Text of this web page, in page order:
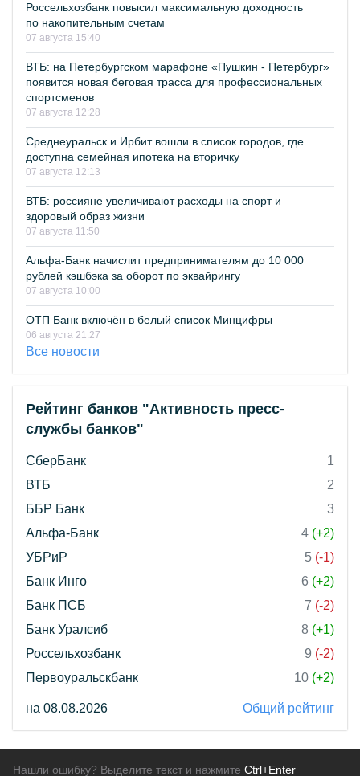
Россельхозбанк повысил максимальную доходность
по накопительным счетам
07 августа 15:40
ВТБ: на Петербургском марафоне «Пушкин - Петербург»
появится новая беговая трасса для профессиональных
спортсменов
07 августа 12:28
Среднеуральск и Ирбит вошли в список городов, где
доступна семейная ипотека на вторичку
07 августа 12:13
ВТБ: россияне увеличивают расходы на спорт и
здоровый образ жизни
07 августа 11:50
Альфа-Банк начислит предпринимателям до 10 000
рублей кэшбэка за оборот по эквайрингу
07 августа 10:00
ОТП Банк включён в белый список Минцифры
06 августа 21:27
Все новости
Рейтинг банков "Активность пресс-
службы банков"
СберБанк
1
ВТБ
2
ББР Банк
3
Альфа-Банк
4 (+2)
УБРиР
5 (-1)
Банк Инго
6 (+2)
Банк ПСБ
7 (-2)
Банк Уралсиб
8 (+1)
Россельхозбанк
9 (-2)
Первоуральскбанк
10 (+2)
на 08.08.2026 Общий рейтинг
Нашли ошибку? Выделите текст и нажмите Ctrl+Enter